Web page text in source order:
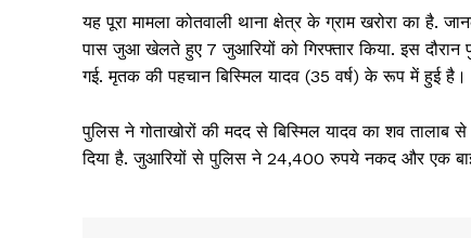
यह पूरा मामला कोतवाली थाना क्षेत्र के ग्राम खरोरा का है.
पास जुआ खेलते हुए 7 जुआरियों को गिरफ्तार किया. इस
गई. मृतक की पहचान बिस्मिल यादव (35 वर्ष) के रूप में हुई है।
पुलिस ने गोताखोरों की मदद से बिस्मिल यादव का शव तालाब
दिया है. जुआरियों से पुलिस ने 24,400 रुपये नकद और एक